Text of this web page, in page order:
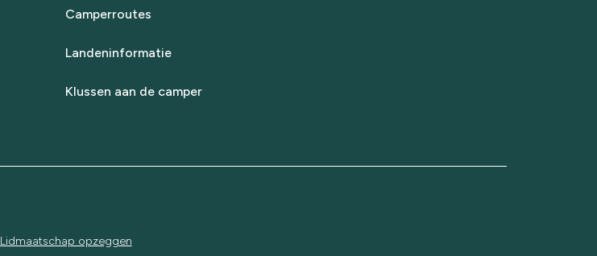
Camperroutes
Landeninformatie
Klussen aan de camper
Lidmaatschap opzeggen